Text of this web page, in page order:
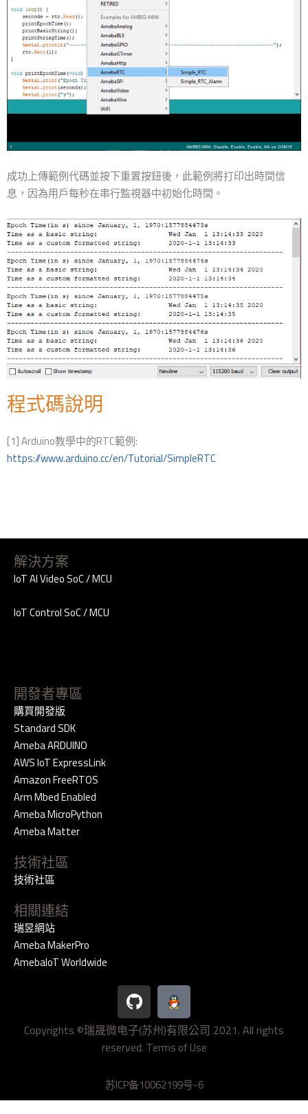
成功上傳範例代碼並按下重置按鈕後，此範例將打印出時間信
息，因為用戶每秒在串行監視器中初始化時間。
程式碼說明
[1] Arduino教學中的RTC範例:
https://www.arduino.cc/en/Tutorial/SimpleRTC
解決方案
IoT AI Video SoC / MCU
IoT Control SoC / MCU
開發者專區
購買開發版
Standard SDK
Ameba ARDUINO
AWS IoT ExpressLink
Amazon FreeRTOS
Arm Mbed Enabled
Ameba MicroPython
Ameba Matter
技術社區
技術社區
相關連結
瑞昱網站
Ameba MakerPro
AmebaIoT Worldwide
G
i
t
h
u
Copyrights ©瑞晟微电子(苏州)有限公司 2021. All rights
reserved. Terms of Use
苏ICP备10062199号-6